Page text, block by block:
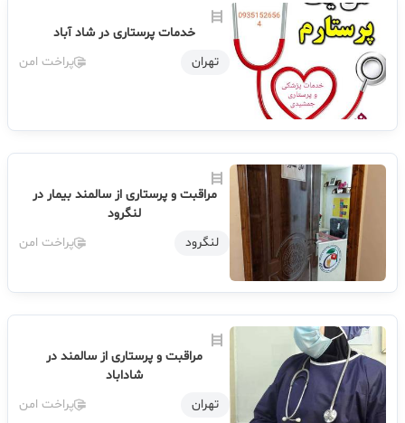
خدمات پرستاری در شاد آباد
تهران
پراخت امن
مراقبت و پرستاری از سالمند بیمار در
لنگرود
لنگرود
پراخت امن
مراقبت و پرستاری از سالمند در
شاداباد
تهران
پراخت امن